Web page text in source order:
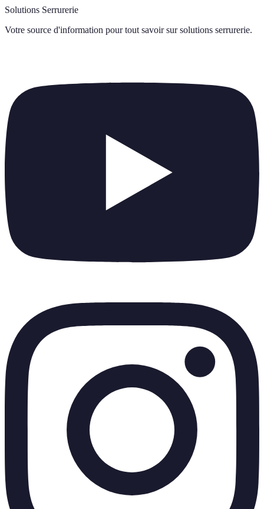
Solutions Serrurerie
Votre source d'information pour tout savoir sur solutions serrurerie.